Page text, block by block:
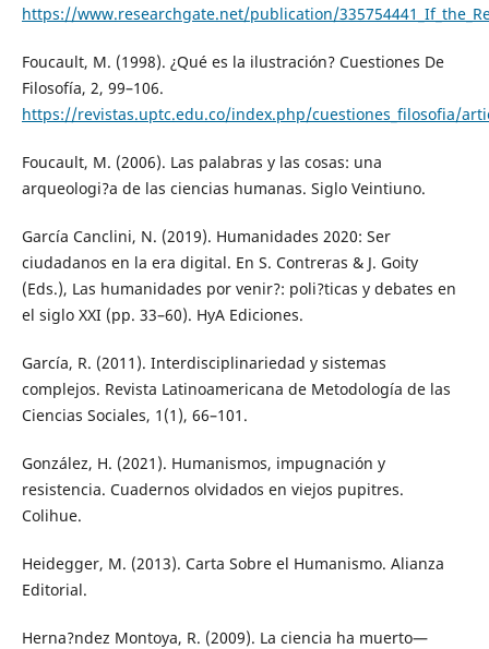
https://www.researchgate.net/publication/
Foucault, M. (1998). ¿Qué es la ilustración? Cuestiones De
Filosofía, 2, 99–106.
https://revistas.uptc.edu.co/index.php/cuestiones_filosofia/
Foucault, M. (2006). Las palabras y las cosas: una
arqueologi?a de las ciencias humanas. Siglo Veintiuno.
García Canclini, N. (2019). Humanidades 2020: Ser
ciudadanos en la era digital. En S. Contreras & J. Goity
(Eds.), Las humanidades por venir?: poli?ticas y debates en
el siglo XXI (pp. 33–60). HyA Ediciones.
García, R. (2011). Interdisciplinariedad y sistemas
complejos. Revista Latinoamericana de Metodología de las
Ciencias Sociales, 1(1), 66–101.
González, H. (2021). Humanismos, impugnación y
resistencia. Cuadernos olvidados en viejos pupitres.
Colihue.
Heidegger, M. (2013). Carta Sobre el Humanismo. Alianza
Editorial.
Herna?ndez Montoya, R. (2009). La ciencia ha muerto—